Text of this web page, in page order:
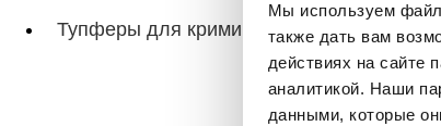
Мы используем
также дать вам
действиях на сайте
аналитикой. Наши
данными, которые
Тупферы для криминалистики